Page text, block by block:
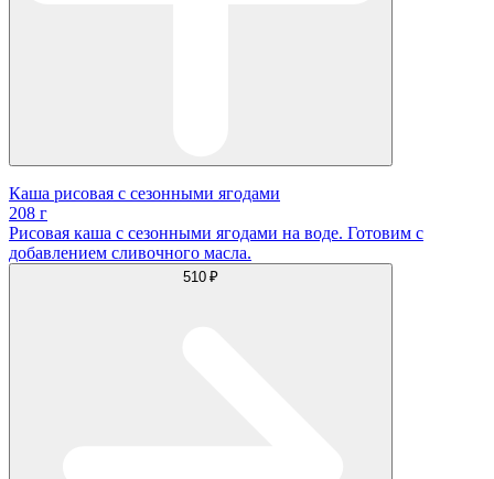
Каша рисовая с сезонными ягодами
208 г
Рисовая каша с сезонными ягодами на воде. Готовим с
добавлением сливочного масла.
510 ₽